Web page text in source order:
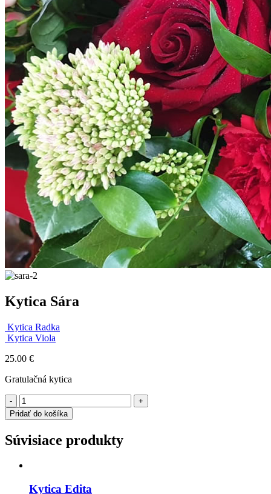
Kytica Sára
Kytica Radka
Kytica Viola
25.00 €
Gratulačná kytica
-
+
Pridať do košíka
Súvisiace produkty
Kytica Edita